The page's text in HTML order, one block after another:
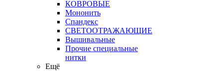
КОВРОВЫЕ
Мононить
Спандекс
СВЕТООТРАЖАЮЩИЕ
Вышивальные
Прочие специальные
нитки
Ещё